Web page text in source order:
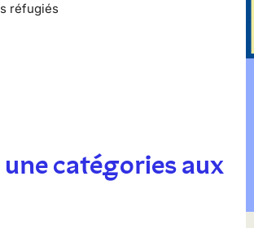
réfugiés
catégories aux